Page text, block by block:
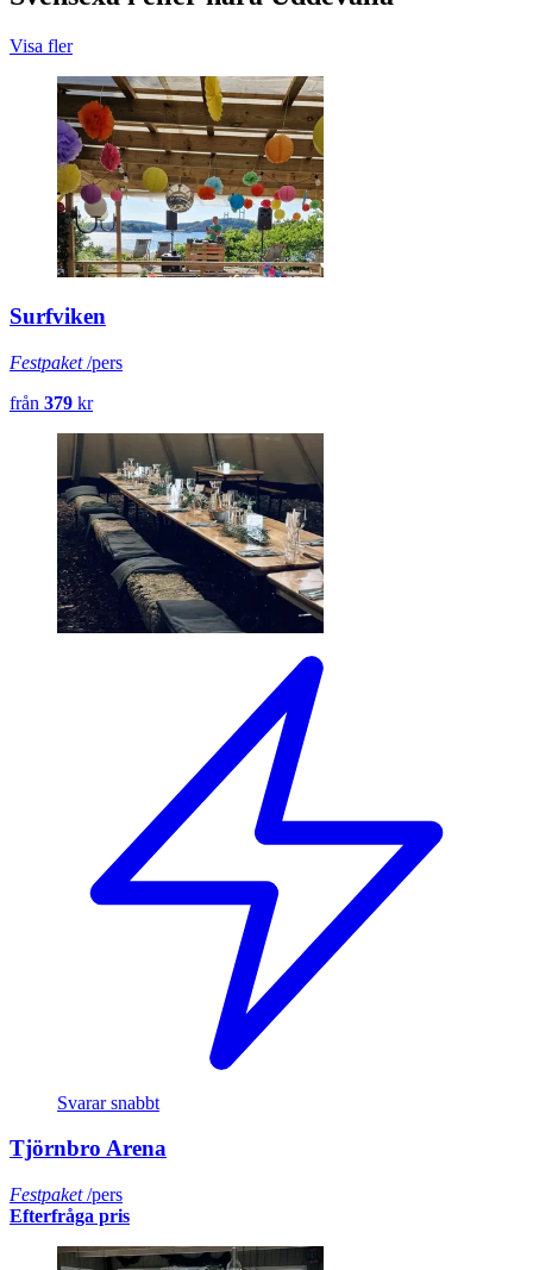
Visa fler
Surfviken
Festpaket/pers
från 379 kr
Svarar snabbt
Tjörnbro Arena
Festpaket/pers
Efterfråga pris